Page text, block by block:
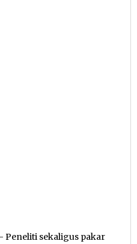
Peneliti sekaligus pakar